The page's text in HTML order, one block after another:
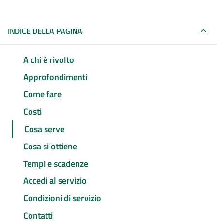
INDICE DELLA PAGINA
A chi è rivolto
Approfondimenti
Come fare
Costi
Cosa serve
Cosa si ottiene
Tempi e scadenze
Accedi al servizio
Condizioni di servizio
Contatti